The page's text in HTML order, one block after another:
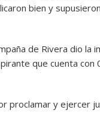
bien y
de Rivera dio la
que cuenta con
proclamar y ejercer